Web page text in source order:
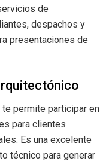
de
despachos y
presentaciones de
permite participar en
para clientes
Es una excelente
técnico para generar